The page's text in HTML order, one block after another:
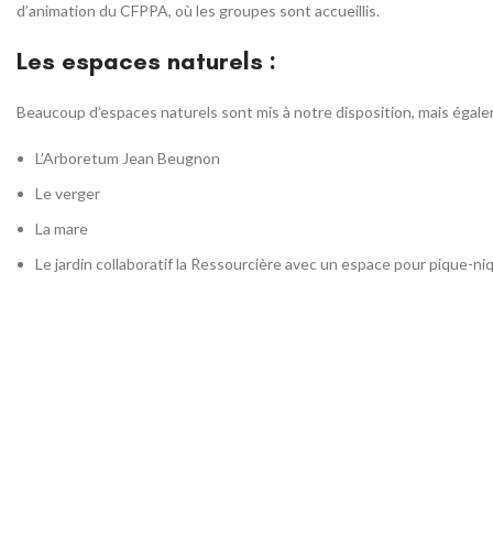
d’animation du CFPPA, où les groupes sont accueillis.
Les espaces naturels :
Beaucoup d’espaces naturels sont mis à notre disposition, mais
L’Arboretum Jean Beugnon
Le verger
La mare
Le jardin collaboratif la Ressourcière avec un espace pour pique-